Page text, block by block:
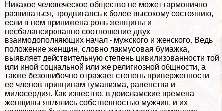
Никакое человеческое общество не может гармонично
развиваться, продвигаясь к более высокому состоянию,
если в нем принижена роль женщины и
несбалансированно соотношение двух
взаимодополняющих начал - мужского и женского. Ведь
положение женщин, словно лакмусовая бумажка,
выявляет действительную степень цивилизованности той
или иной социальной или же религиозной общности, а
также безошибочно отражает степень приверженности
ее члeнов принципам гуманизма, равенства и
милосердия. Как известно, в доисламские времена
женщины являлись собственностью мужчин, и их